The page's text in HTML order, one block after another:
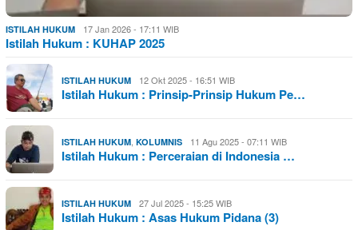
ISTILAH HUKUM 17 Jan 2026 - 17:11 WIB
Istilah Hukum : KUHAP 2025
ISTILAH HUKUM 12 Okt 2025 - 16:51 WIB
Istilah Hukum : Prinsip-Prinsip Hukum Pe…
ISTILAH HUKUM KOLUMNIS 11 Agu 2025 - 07:11 WIB
Istilah Hukum : Perceraian di Indonesia …
ISTILAH HUKUM 27 Jul 2025 - 15:25 WIB
Istilah Hukum : Asas Hukum Pidana (3)